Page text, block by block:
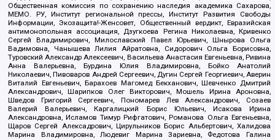
Общественная комиссия по сохранению наследия академика Сахарова,
МЕМО. РУ, Институт региональной прессы, Институт Развития Свободы
Информации, Экозащита!-Женсовет, Общественный вердикт, Евразийская
антимонопольная ассоциация, Дзугкоева Регина Николаевна, Кривенко
Сергей Владимирович, Милославский Павел Юрьевич, Шнырова Ольга
Вадимовна, Чанышева Лилия Айратовна, Сидорович Ольга Борисовна,
Туровский Александр Алексеевич, Васильева Анастасия Евгеньевна, Ривина
Анна Валерьевна, Бурдина Юлия Владимировна, Бойко Анатолий
Николаевич, Пивоваров Андрей Сергеевич, Дугин Сергей Георгиевич, Аверин
Виталий Евгеньевич, Барахоев Магомед Бекханович, Шевченко Дмитрий
Александрович, Шарипков Олег Викторович, Мошель Ирина Ароновна,
Шведов Григорий Сергеевич, Пономарев Лев Александрович, Созаев
Валерий Валерьевич, Каргалицкий Борис Юльевич, Исакова Ирина
Александровна, Исламов Тимур Рифгатович, Романова Ольга Евгеньевна,
Щаров Сергей Алексадрович, Цирульников Борис Альбертович, Халидова
Марина Владимировна, Людевиг Марина Зариевна, Федотова Галина